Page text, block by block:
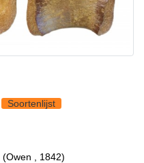
Soortenlijst
(Owen , 1842)